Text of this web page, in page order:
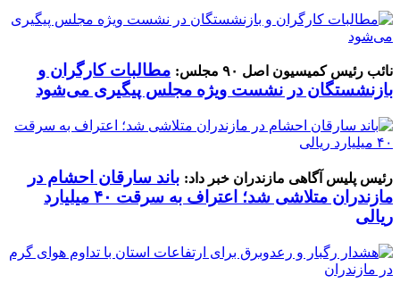
نائب رئیس کمیسیون اصل ۹۰ مجلس:
مطالبات کارگران و
بازنشستگان در نشست ویژه مجلس پیگیری می‌شود
رئیس پلیس آگاهی مازندران خبر داد: باند سارقان احشام در
مازندران متلاشی شد؛ اعتراف به سرقت ۴۰ میلیارد
ریالی